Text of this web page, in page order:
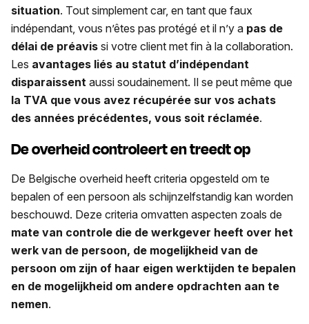
situation. Tout simplement car, en tant que faux
indépendant, vous n’êtes pas protégé et il n’y a pas de
délai de préavis si votre client met fin à la collaboration.
Les avantages liés au statut d’indépendant
disparaissent aussi soudainement. Il se peut même que
la TVA que vous avez récupérée sur vos achats
des années précédentes, vous soit réclamée.
De overheid controleert en treedt op
De Belgische overheid heeft criteria opgesteld om te
bepalen of een persoon als schijnzelfstandig kan worden
beschouwd. Deze criteria omvatten aspecten zoals de
mate van controle die de werkgever heeft over het
werk van de persoon, de mogelijkheid van de
persoon om zijn of haar eigen werktijden te bepalen
en de mogelijkheid om andere opdrachten aan te
nemen.